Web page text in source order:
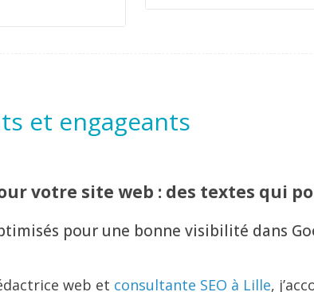
et engageants
votre site web : des textes qui
pour une bonne visibilité dans
web et consultante SEO à Lille,